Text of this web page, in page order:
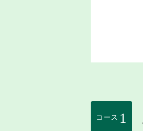
コース 1